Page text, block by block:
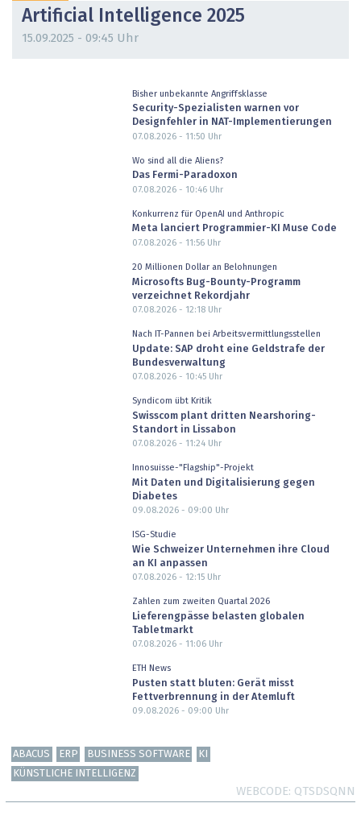
Artificial Intelligence 2025
15.09.2025 - 09:45 Uhr
Bisher unbekannte Angriffsklasse
Security-Spezialisten warnen vor
Designfehler in NAT-Implementierungen
07.08.2026 - 11:50 Uhr
Wo sind all die Aliens?
Das Fermi-Paradoxon
07.08.2026 - 10:46Uhr
Konkurrenz für OpenAI und Anthropic
Meta lanciert Programmier-KI Muse Code
07.08.2026 - 11:56Uhr
20 Millionen Dollar an Belohnungen
Microsofts Bug-Bounty-Programm
verzeichnet Rekordjahr
07.08.2026 - 12:18Uhr
Nach IT-Pannen bei Arbeitsvermittlungsstellen
Update: SAP droht eine Geldstrafe der
Bundesverwaltung
07.08.2026 - 10:45Uhr
Syndicom übt Kritik
Swisscom plant dritten Nearshoring-
Standort in Lissabon
07.08.2026 - 11:24Uhr
Innosuisse-"Flagship"-Projekt
Mit Daten und Digitalisierung gegen
Diabetes
09.08.2026 - 09:00 Uhr
ISG-Studie
Wie Schweizer Unternehmen ihre Cloud
an KI anpassen
07.08.2026 - 12:15Uhr
Zahlen zum zweiten Quartal 2026
Lieferengpässe belasten globalen
Tabletmarkt
07.08.2026 - 11:06Uhr
ETH News
Pusten statt bluten: Gerät misst
Fettverbrennung in der Atemluft
09.08.2026 - 09:00 Uhr
ABACUS ERP BUSINESS SOFTWARE
KI
KÜNSTLICHE INTELLIGENZ
WEBCODE QTSDSQNN